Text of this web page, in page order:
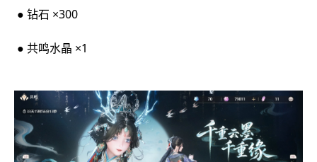
● 钻石 ×300
● 共鸣水晶 ×1